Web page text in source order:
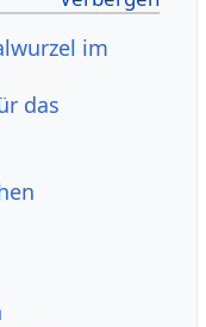
im
das